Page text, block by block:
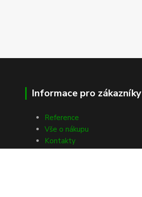
Informace pro zákazníky
Reference
Vše o nákupu
Kontakty